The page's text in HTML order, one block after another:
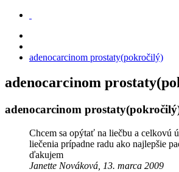
adenocarcinom prostaty(pokročilý)
adenocarcinom
adenocarcinom
Chcem sa opýtať na liečbu a celkovú
liečenia prípadne radu ako najlepšie
ďakujem
Janette Nováková, 13. marca 2009